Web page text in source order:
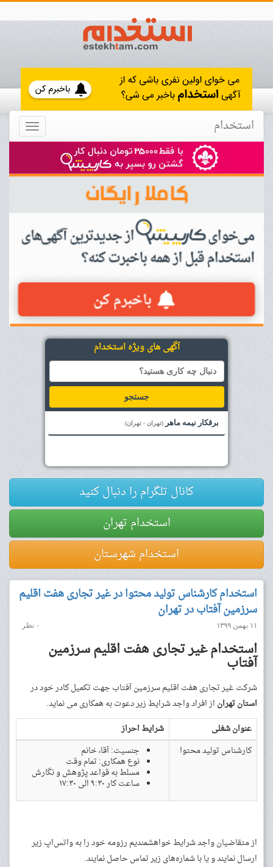
Toggle استخدام
آگهی های ویژه استخدام
جستجو
برقکار نیمه ماهر (تهران - تهران)
کانال تلگرام را دنبال کنید
استخدام تهران
استخدام شهرستان
استخدام کارشناس تولید محتوا در غیر تجاری هفت اقلیم
سرزمین آفتاب در تهران
۱۱ بهمن ۱۳۹۹ ۰ نظر
استخدام غیر تجاری هفت اقلیم سرزمین
آفتاب
شرکت غیر تجاری هفت اقلیم سرزمین آفتاب جهت تکمیل کادر خود در
استان تهران از افراد واجد شرایط زیر دعوت به همکاری می نماید.
عنوان شغلی
شرایط احراز
کارشناس تولید محتوا
جنسیت: آقا، خانم
نوع همکاری: تمام وقت
مسلط به قواعد پژوهش و نگارش
ساعت کار ۹:۳۰ الی ۱۷:۳۰
از متقاضیان واجد شرایط خواهشمندیم رزومه خود را به واتس‌اپ زیر
ارسال نمایند و یا ‌با شماره‌های زیر تماس حاصل نمایند.